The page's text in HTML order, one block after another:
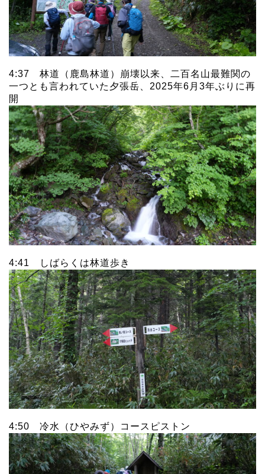
4:37 林道（鹿島林道）崩壊以来、二百名山最難関の
一つとも言われていた夕張岳、2025年6月3年ぶりに再
開
4:41 しばらくは林道歩き
4:50 冷水（ひやみず）コースピストン